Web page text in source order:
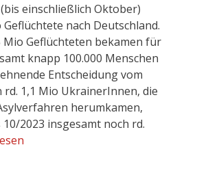
einschließlich Oktober)
nach Deutschland.
Mio Geflüchteten bekamen für
knapp 100.000 Menschen
Entscheidung vom
rd. 1,1 Mio UkrainerInnen, die
herumkamen,
2023 insgesamt noch rd.